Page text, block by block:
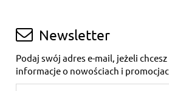
Newsletter
Podaj swój adres e-mail, jeżeli
informacje o nowościach i